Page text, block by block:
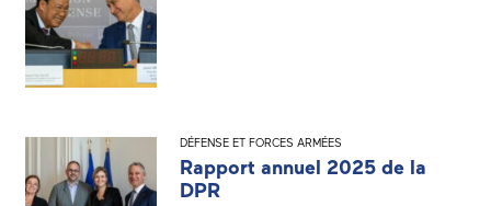
DÉFENSE ET FORCES ARMÉES
Rapport annuel 2025 de la
DPR